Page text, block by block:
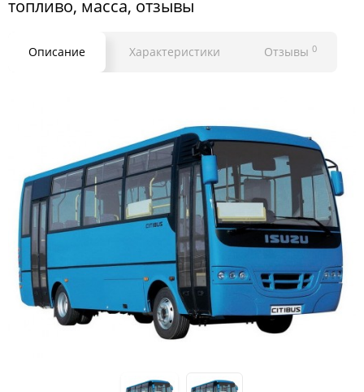
топливо, масса, отзывы
Описание Характеристики Отзывы 0